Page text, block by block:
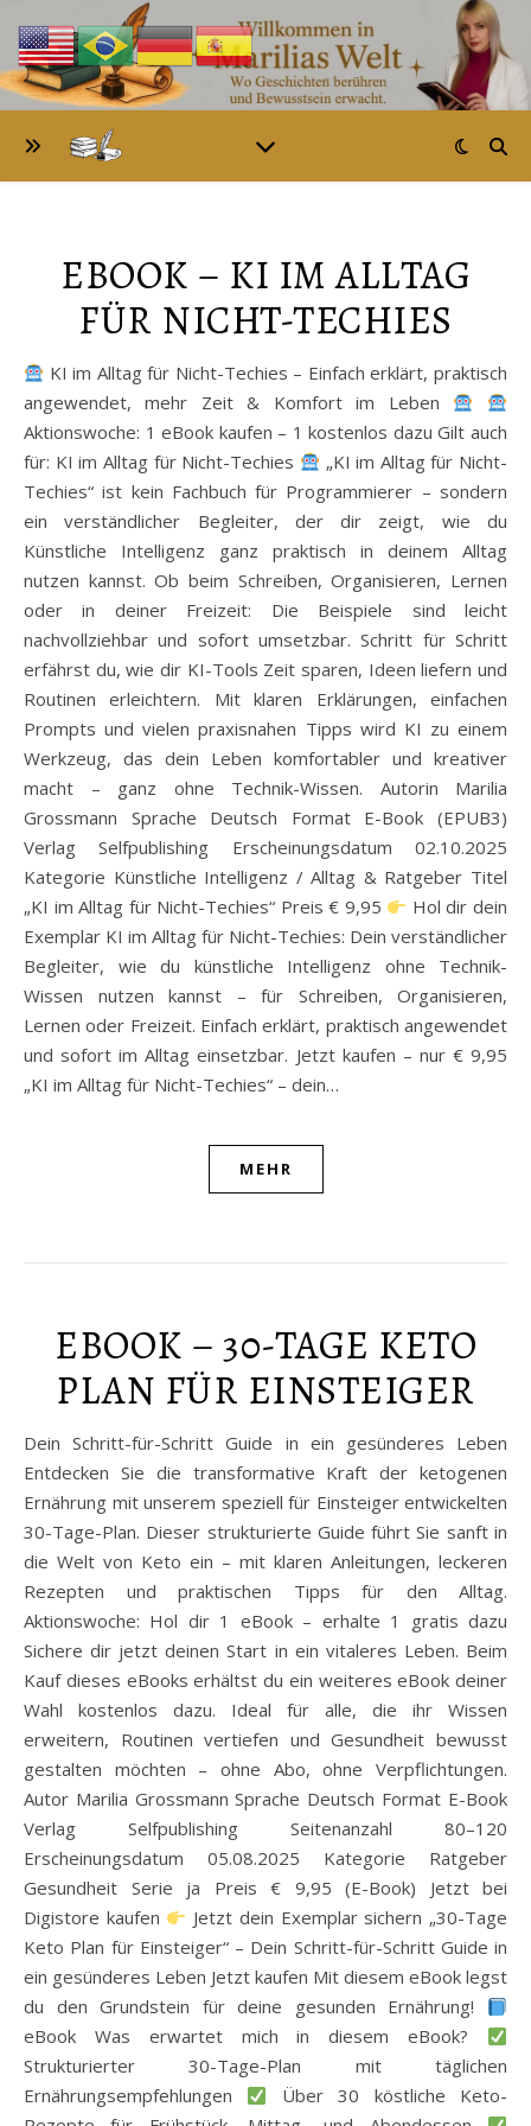
EBOOK – KI IM ALLTAG
FÜR NICHT-TECHIES
KI im Alltag für Nicht-Techies – Einfach erklärt, praktisch
angewendet, mehr Zeit & Komfort im Leben
Aktionswoche: 1 eBook kaufen – 1 kostenlos dazu Gilt auch
für: KI im Alltag für Nicht-Techies
„KI im Alltag für Nicht-
Techies“ ist kein Fachbuch für Programmierer – sondern
ein verständlicher Begleiter, der dir zeigt, wie du
Künstliche Intelligenz ganz praktisch in deinem Alltag
nutzen kannst. Ob beim Schreiben, Organisieren, Lernen
oder in deiner Freizeit: Die Beispiele sind leicht
nachvollziehbar und sofort umsetzbar. Schritt für Schritt
erfährst du, wie dir KI-Tools Zeit sparen, Ideen liefern und
Routinen erleichtern. Mit klaren Erklärungen, einfachen
Prompts und vielen praxisnahen Tipps wird KI zu einem
Werkzeug, das dein Leben komfortabler und kreativer
macht – ganz ohne Technik-Wissen. Autorin Marilia
Grossmann Sprache Deutsch Format E-Book (EPUB3)
Verlag Selfpublishing Erscheinungsdatum 02.10.2025
Kategorie Künstliche Intelligenz / Alltag & Ratgeber Titel
„KI im Alltag für Nicht-Techies“ Preis € 9,95
Hol dir dein
Exemplar KI im Alltag für Nicht-Techies: Dein verständlicher
Begleiter, wie du künstliche Intelligenz ohne Technik-
Wissen nutzen kannst – für Schreiben, Organisieren,
Lernen oder Freizeit. Einfach erklärt, praktisch angewendet
und sofort im Alltag einsetzbar. Jetzt kaufen – nur € 9,95
„KI im Alltag für Nicht-Techies“ – dein…
MEHR
EBOOK – 30-TAGE KETO
PLAN FÜR EINSTEIGER
Dein Schritt-für-Schritt Guide in ein gesünderes Leben
Entdecken Sie die transformative Kraft der ketogenen
Ernährung mit unserem speziell für Einsteiger entwickelten
30-Tage-Plan. Dieser strukturierte Guide führt Sie sanft in
die Welt von Keto ein – mit klaren Anleitungen, leckeren
Rezepten und praktischen Tipps für den Alltag.
Aktionswoche: Hol dir 1 eBook – erhalte 1 gratis dazu
Sichere dir jetzt deinen Start in ein vitaleres Leben. Beim
Kauf dieses eBooks erhältst du ein weiteres eBook deiner
Wahl kostenlos dazu. Ideal für alle, die ihr Wissen
erweitern, Routinen vertiefen und Gesundheit bewusst
gestalten möchten – ohne Abo, ohne Verpflichtungen.
Autor Marilia Grossmann Sprache Deutsch Format E-Book
Verlag Selfpublishing Seitenanzahl 80–120
Erscheinungsdatum 05.08.2025 Kategorie Ratgeber
Gesundheit Serie ja Preis € 9,95 (E-Book) Jetzt bei
Digistore kaufen
Jetzt dein Exemplar sichern „30-Tage
Keto Plan für Einsteiger“ – Dein Schritt-für-Schritt Guide in
ein gesünderes Leben Jetzt kaufen Mit diesem eBook legst
du den Grundstein für deine gesunden Ernährung!
eBook Was erwartet mich in diesem eBook?
Strukturierter 30-Tage-Plan mit täglichen
Ernährungsempfehlungen
Über 30 köstliche Keto-